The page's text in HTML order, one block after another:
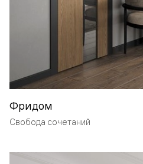
Фридом
Свобода сочетаний